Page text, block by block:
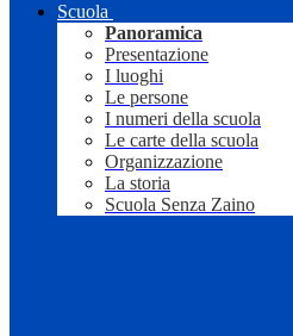
Scuola
Panoramica
Presentazione
I luoghi
Le persone
I numeri della scuola
Le carte della scuola
Organizzazione
La storia
Scuola Senza Zaino